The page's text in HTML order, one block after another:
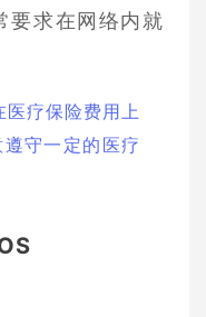
要求在网络内就
疗保险费用上
守一定的医疗